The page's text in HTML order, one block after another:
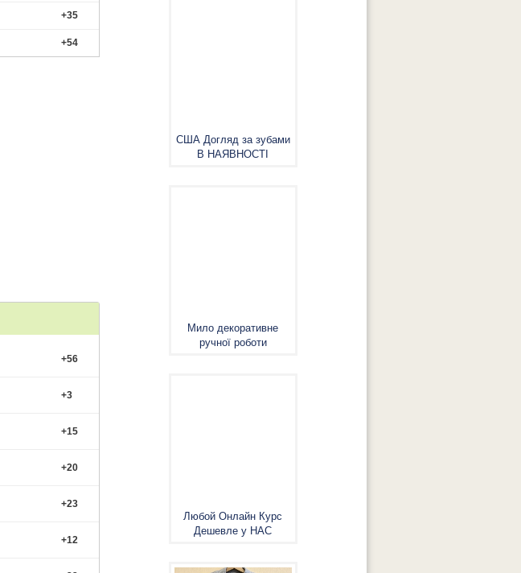
+35
+54
+56
+3
+15
+20
+23
+12
США Догляд за зубами
В НАЯВНОСТІ
Мило декоративне
ручної роботи
Любой Онлайн Курс
Дешевле у НАС